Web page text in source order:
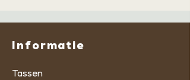
Informatie
Tassen